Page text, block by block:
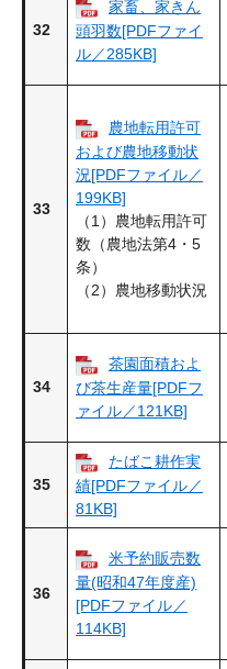
32
家畜、家きん
頭羽数[PDFファイ
ル／285KB]
33
農地転用許可
および農地移動状
況[PDFファイル／
199KB]
（1）農地転用許可
数（農地法第4・5
条）
（2）農地移動状況
34
茶園面積およ
び茶生産量[PDFフ
ァイル／121KB]
35
たばこ耕作実
績[PDFファイル／
81KB]
36
米予約販売数
量(昭和47年度産)
[PDFファイル／
114KB]